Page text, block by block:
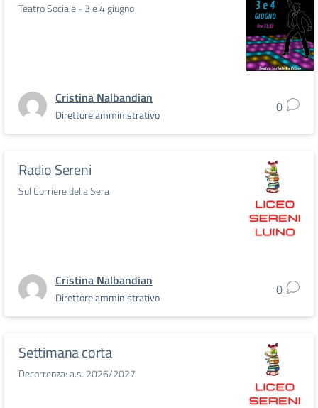
Teatro Sociale - 3 e 4 giugno
Cristina Nalbandian
Direttore amministrativo 0
Radio Sereni
Sul Corriere della Sera
Cristina Nalbandian
Direttore amministrativo 0
Settimana corta
Decorrenza: a.s. 2026/2027